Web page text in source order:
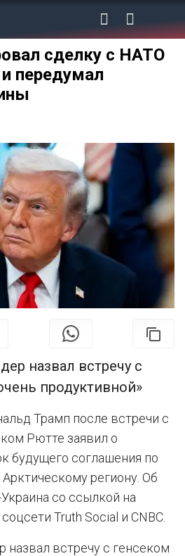
сделку с НАТО
передумал
назвал встречу с
продуктивной»
Трамп после встречи с
Рютте заявил о
будущего соглашения по
региону. Об
со ссылкой на
Truth Social и CNBC.
назвал встречу с генсеком